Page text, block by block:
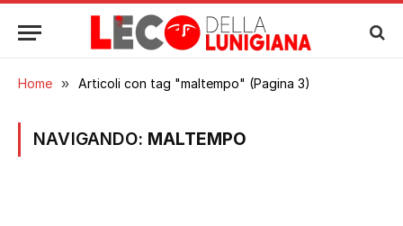
Home » Articoli con tag "maltempo" (Pagina 3)
NAVIGANDO: MALTEMPO